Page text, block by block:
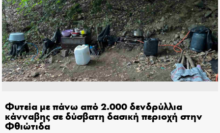
Φυτεία με πάνω από 2.000 δενδρύλλια
κάνναβης σε δύσβατη δασική περιοχή στην
Φθιώτιδα